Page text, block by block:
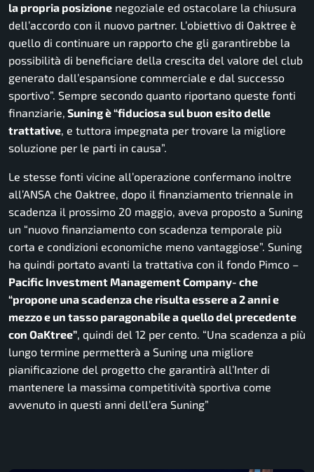
la propria posizione negoziale ed ostacolare la chiusura
dell’accordo con il nuovo partner. L’obiettivo di Oaktree è
quello di continuare un rapporto che gli garantirebbe la
possibilità di beneficiare della crescita del valore del club
generato dall’espansione commerciale e dal successo
sportivo”. Sempre secondo quanto riportano queste fonti
finanziarie, Suning è “fiduciosa sul buon esito delle
trattative, e tuttora impegnata per trovare la migliore
soluzione per le parti in causa”.
Le stesse fonti vicine all’operazione confermano inoltre
all’ANSA che Oaktree, dopo il finanziamento triennale in
scadenza il prossimo 20 maggio, aveva proposto a Suning
un “nuovo finanziamento con scadenza temporale più
corta e condizioni economiche meno vantaggiose”. Suning
ha quindi portato avanti la trattativa con il fondo Pimco –
Pacific Investment Management Company- che
“propone una scadenza che risulta essere a 2 anni e
mezzo e un tasso paragonabile a quello del precedente
con OaKtree”, quindi del 12 per cento. “Una scadenza a più
lungo termine permetterà a Suning una migliore
pianificazione del progetto che garantirà all’Inter di
mantenere la massima competitività sportiva come
avvenuto in questi anni dell’era Suning”